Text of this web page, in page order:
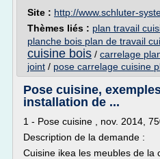
Site : http://www.schluter-
Thèmes liés : plan travail
planche bois plan de travail
cuisine bois / carrelage
joint / pose carrelage cuisine
Pose cuisine,
installation de ...
1 - Pose cuisine , nov. 2014,
Description de la demande :
Cuisine ikea les meubles de la